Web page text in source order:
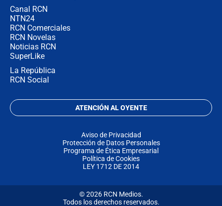
Canal RCN
NTN24
RCN Comerciales
RCN Novelas
Noticias RCN
SuperLike
La República
RCN Social
ATENCIÓN AL OYENTE
Aviso de Privacidad
Protección de Datos Personales
Programa de Ética Empresarial
Política de Cookies
LEY 1712 DE 2014
© 2026 RCN Medios.
Todos los derechos reservados.